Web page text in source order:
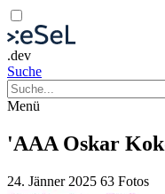
.dev
Suche
Menü
'AAA Oskar
24. Jänner 2025 63 Fotos